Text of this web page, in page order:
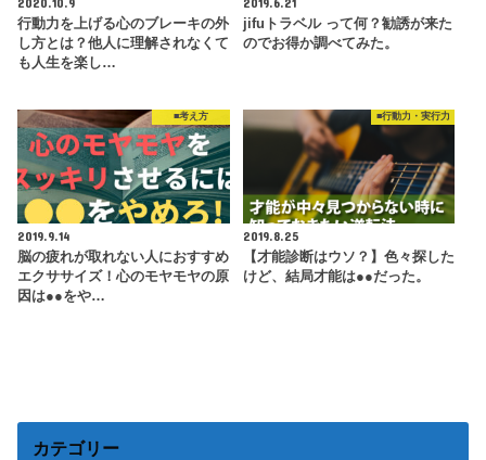
行動力を上げる心のブレーキの外
し方とは？他人に理解されなくて
も人生を楽し…
jifuトラベル って何？勧誘が来た
のでお得か調べてみた。
■考え方
2019.9.14
脳の疲れが取れない人におすすめ
エクササイズ！心のモヤモヤの原
因は●●をや…
■行動力・実行力
2019.8.25
【才能診断はウソ？】色々探した
けど、結局才能は●●だった。
カテゴリー